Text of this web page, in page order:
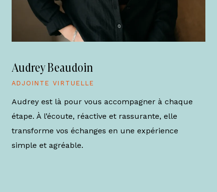
Audrey Beaudoin
ADJOINTE VIRTUELLE
Audrey est là pour vous accompagner à chaque
étape. À l’écoute, réactive et rassurante, elle
transforme vos échanges en une expérience
simple et agréable.